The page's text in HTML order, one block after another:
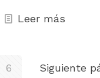
Leer más
6 Siguiente